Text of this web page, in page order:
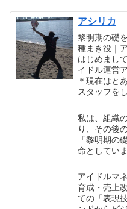
アシリカ
黎明期の礎
種まき役｜
はじめまし
イドル運営
＊現在はと
スタッフを
私は、組織
り、その後
「黎明期の
命としていま
アイドルマ
育成・売上
ての「表現